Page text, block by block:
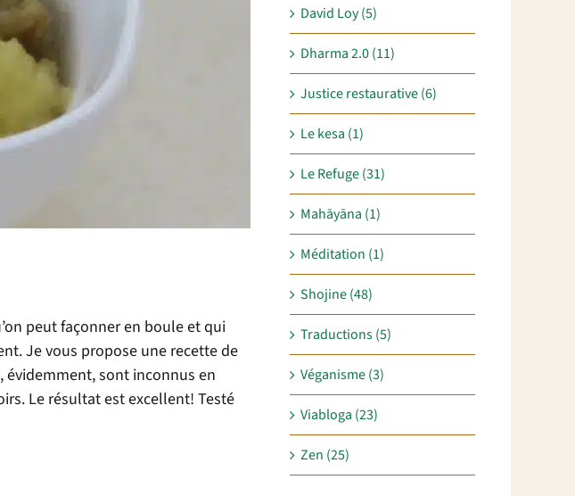
peut façonner en boule et qui
Je vous propose une recette de
évidemment, sont inconnus en
Le résultat est excellent! Testé
David Loy (5)
Dharma 2.0 (11)
Justice restaurative (6)
Le kesa (1)
Le Refuge (31)
Mahāyāna (1)
Méditation (1)
Shojine (48)
Traductions (5)
Véganisme (3)
Viabloga (23)
Zen (25)